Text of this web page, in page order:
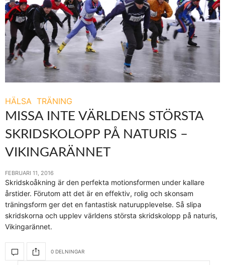
HÄLSA TRÄNING
MISSA INTE VÄRLDENS STÖRSTA
SKRIDSKOLOPP PÅ NATURIS –
VIKINGARÄNNET
FEBRUARI 11, 2016
Skridskoåkning är den perfekta motionsformen under kallare
årstider. Förutom att det är en effektiv, rolig och skonsam
träningsform ger det en fantastisk naturupplevelse. Så slipa
skridskorna och upplev världens största skridskolopp på naturis,
Vikingarännet.
0 DELNINGAR